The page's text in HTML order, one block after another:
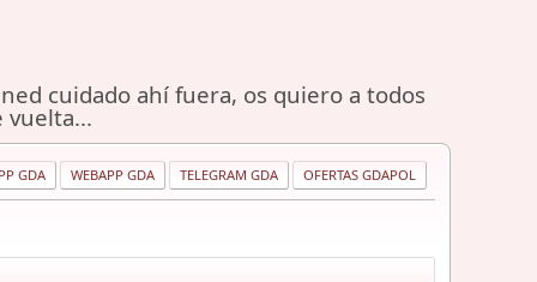
cuidado ahí fuera, os quiero a todos
vuelta...
GDA WEBAPP GDA TELEGRAM GDA OFERTAS GDAPOL